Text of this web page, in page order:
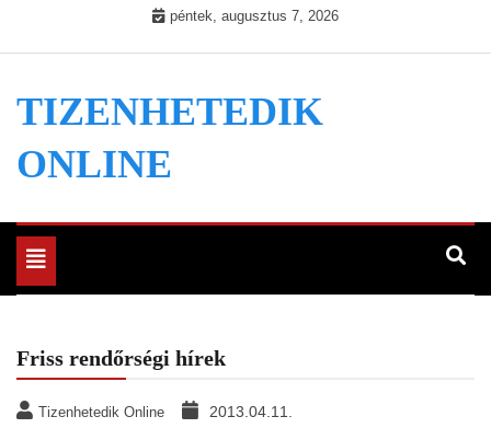
péntek, augusztus 7, 2026
TIZENHETEDIK
ONLINE
Toggle
navigation
Friss rendőrségi hírek
Tizenhetedik Online 2013.04.11.